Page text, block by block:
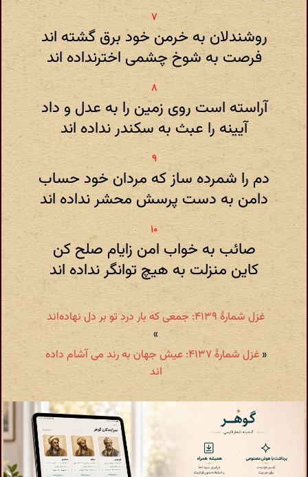
روشندلان به خرمن خود برق گشته اند
فرصت به شوخ چشمی اخترنداده اند
آراسته است روی زمین را به عدل و داد
آیینه را عبث به سکندر نداده اند
دم را شمرده ساز که مردان خود حساب
دامن به دست پرسش محشر نداده اند
صائب به خواب امن زایام صلح کن
کاین منزلت به هیچ توانگر نداده اند
غزل شمارهٔ ۴۱۳۹: جمعی که بار درد تو بر دل نهاده‌اند
»
«
غزل شمارهٔ ۴۱۳۷: عیش جهان به رند می آشام داده
اند